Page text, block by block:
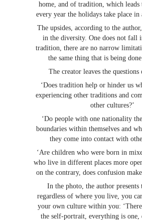
home, and of tradition, which leads
every year the holidays take place
The upsides, according to the
in the diversity. One does not fall
tradition, there are no narrow
the same thing that is being
The creator leaves the questions
‘Does tradition help or hinder us
experiencing other traditions and
other cultures?’
‘Do people with one nationality
boundaries within themselves and
they come into contact with
‘Are children who were born in
who live in different places more
on the contrary, does confusion
In the photo, the author presents
regardless of where you live, you
your own culture within you:
the self-portrait, everything is one,